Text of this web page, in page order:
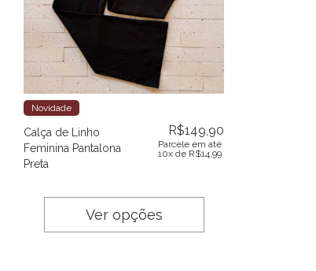
Novidade
Calça de Linho
Feminina Pantalona
Preta
R$149,90
Parcele em até
10x de R$14,99
Ver opções